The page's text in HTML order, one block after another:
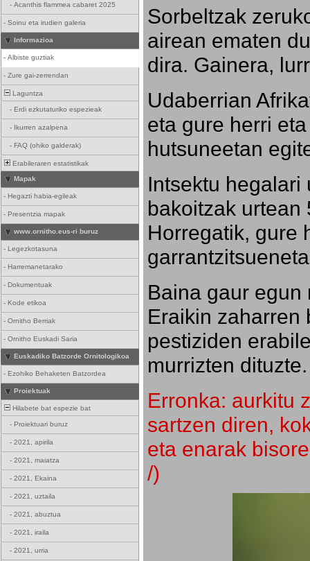
- Acanthis flammea cabaret 2025
- Soinu eta irudien galeria
Informazioa
- Albiste guztiak
- Zure gai-zerrendan
Laguntza
- Erdi ezkutaturiko espezieak
- Ikurren azalpena
- FAQ (ohiko galderak)
Erabileraren estatistikak
Mapak
- Hegazti habia-egileak
- Presentzia mapak
www.ornitho.eus-ri buruz
- Legezkotasuna
- Harremanetarako
- Dokumentuak
- Kode etikoa
- Ornitho Berriak
- Ornitho Euskadi Saria
Euskadiko Batzorde Ornitologikoa
- Ezohiko Behaketen Batzordea
Proiektuak
Hilabete bat espezie bat
- Proiektuari buruz
- 2021, apirila
- 2021, maiatza
- 2021, Ekaina
- 2021, uztaila
- 2021, abuztua
- 2021, iraila
- 2021, urria
Sorbeltzak
airean ematen
dira. Gainera,
Udaberrian
eta gure herri
hutsuneetan
Intsektu hegalari
bakoitzak urtean
Horregatik, gure
Baina gaur egun
Eraikin zaharren
pestiziden
murrizten dituzte.
Erronka: aurkitu
sartzen diren,
eta enarak
/)